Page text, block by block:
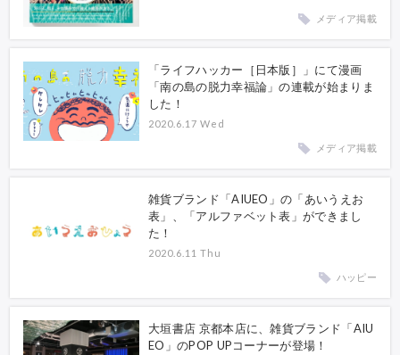
メディア掲載
「ライフハッカー［日本版］」にて漫画
「南の島の脱力幸福論」の連載が始まりま
した！
2020.6.17 Wed
メディア掲載
雑貨ブランド「AIUEO」の「あいうえお
表」、「アルファベット表」ができまし
た！
2020.6.11 Thu
ハッピー
大垣書店 京都本店に、雑貨ブランド「AIU
EO」のPOP UPコーナーが登場！